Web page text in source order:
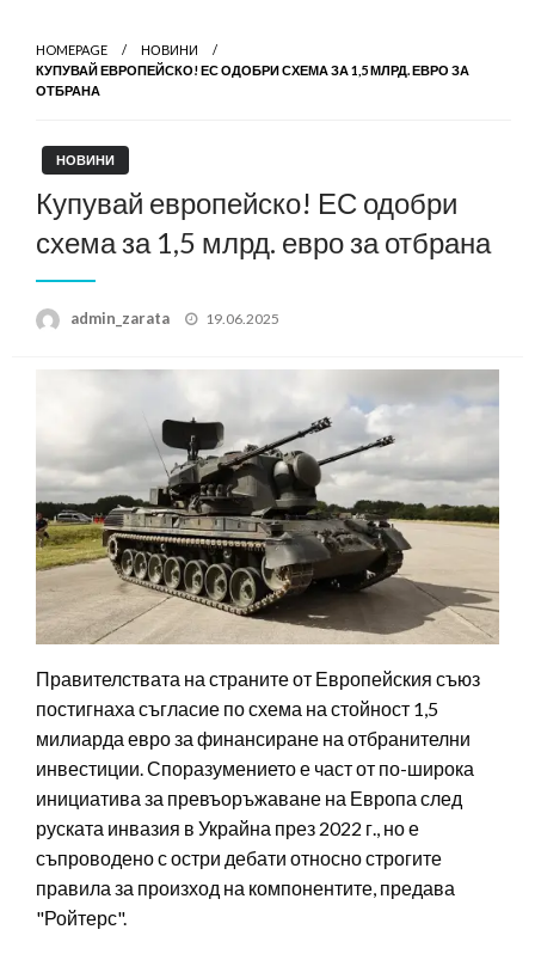
HOMEPAGE
НОВИНИ
КУПУВАЙ ЕВРОПЕЙСКО! ЕС ОДОБРИ СХЕМА ЗА 1,5 МЛРД. ЕВРО ЗА
ОТБРАНА
НОВИНИ
Купувай европейско! ЕС одобри
схема за 1,5 млрд. евро за отбрана
admin_zarata
Posted
19.06.2025
Правителствата на страните от Европейския съюз
постигнаха съгласие по схема на стойност 1,5
милиарда евро за финансиране на отбранителни
инвестиции. Споразумението е част от по-широка
инициатива за превъоръжаване на Европа след
руската инвазия в Украйна през 2022 г., но е
съпроводено с остри дебати относно строгите
правила за произход на компонентите, предава
"Ройтерс".